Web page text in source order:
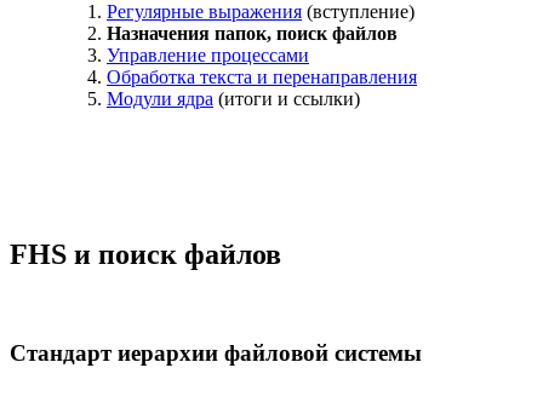
Регулярные выражения (вступление)
Назначения папок, поиск файлов
Управление процессами
Обработка текста и перенаправления
Модули ядра (итоги и ссылки)
FHS и поиск файлов
Стандарт иерархии файловой системы